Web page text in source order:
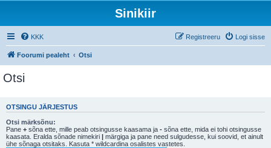
Sinikiir
KKK Logi sisse
Registreeru
Foorumi pealeht Otsi
Otsi
OTSINGU JÄRJESTUS
Otsi märksõnu:
Pane + sõna ette, mille peab otsingusse kaasama ja - sõna ette, mida ei tohi otsingusse
kaasata. Eralda sõnade nimekiri | märgiga ja pane need sulgudesse, kui soovid, et ainult
ühe sõnaga otsitaks. Kasuta * wildcardina osalistes vastetes.